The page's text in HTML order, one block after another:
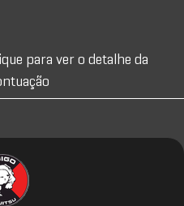
para ver o detalhe da